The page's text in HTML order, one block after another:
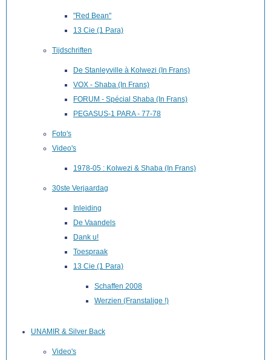
"Red Bean"
13 Cie (1 Para)
Tijdschriften
De Stanleyville à Kolwezi (In Frans)
VOX - Shaba (In Frans)
FORUM - Spécial Shaba (In Frans)
PEGASUS-1 PARA - 77-78
Foto's
Video's
1978-05 : Kolwezi & Shaba (In Frans)
30ste Verjaardag
Inleiding
De Vaandels
Dank u!
Toespraak
13 Cie (1 Para)
Schaffen 2008
Werzien (Franstalige !)
UNAMIR & Silver Back
Video's